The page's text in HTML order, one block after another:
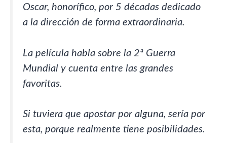
Oscar, honorífico, por 5 décadas dedicado
a la dirección de forma extraordinaria.
La película habla sobre la 2ª Guerra
Mundial y cuenta entre las grandes
favoritas.
Si tuviera que apostar por alguna, sería por
esta, porque realmente tiene posibilidades.